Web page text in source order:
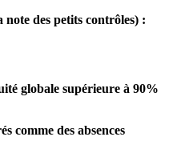
des petits contrôles) :
globale supérieure à 90%
comme des absences